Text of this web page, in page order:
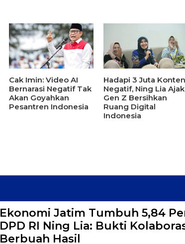
Cak Imin: Video AI
Bernarasi Negatif Tak
Akan Goyahkan
Pesantren Indonesia
Hadapi 3 Juta Konten
Negatif, Ning Lia Ajak
Gen Z Bersihkan
Ruang Digital
Indonesia
Ekonomi Jatim Tumbuh 5,84
DPD RI Ning Lia: Bukti
Berbuah Hasil